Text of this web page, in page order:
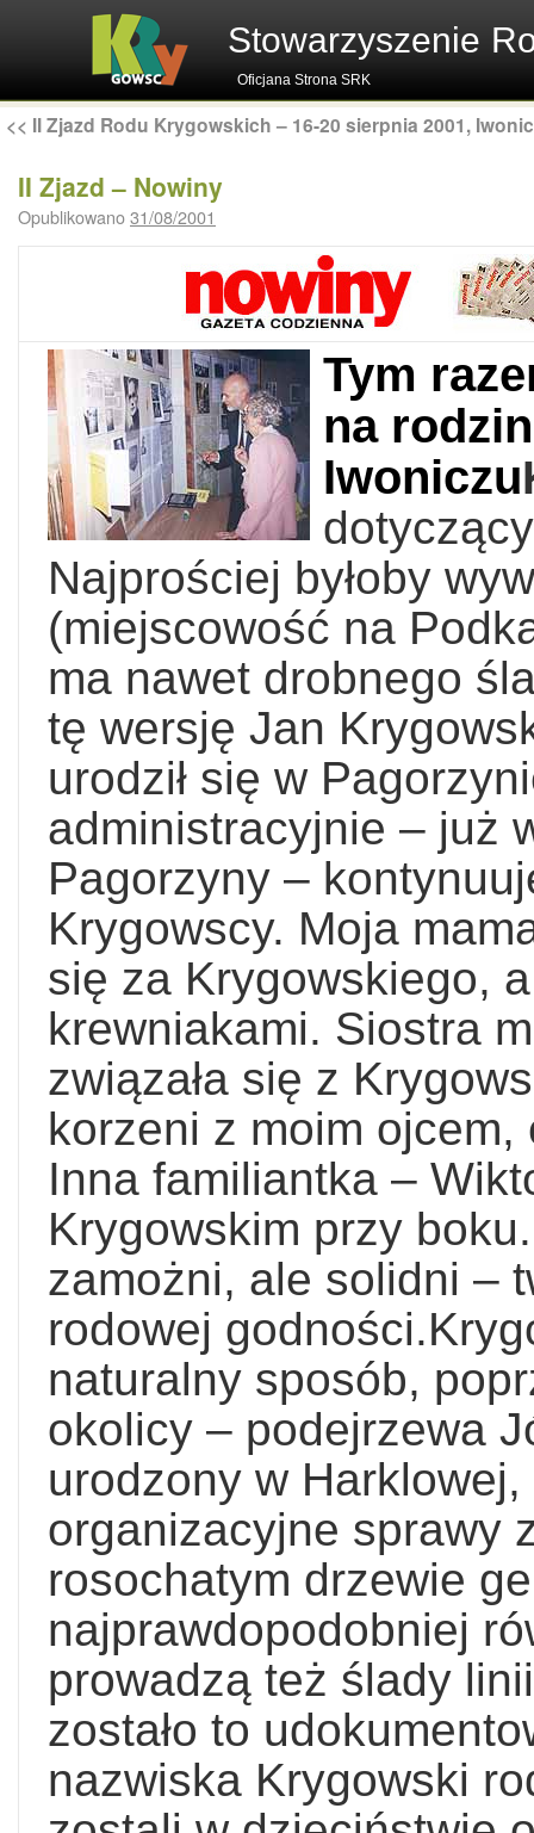
Stowarzyszenie
Oficjana Strona SRK
<< II Zjazd Rodu Krygowskich – 16-20 sierpnia 2001,
II Zjazd – Nowiny
Opublikowano31/08/2001
Tym
na
Iwoniczu
Najprościej byłoby
(miejscowość na
ma nawet drobnego
tę wersję Jan
urodził się w
administracyjnie – już
Pagorzyny –
Krygowscy. Moja
się za Krygowskiego,
krewniakami. Siostra
związała się z
korzeni z moim ojcem,
Inna familiantka –
Krygowskim przy
zamożni, ale solidni –
rodowej
naturalny sposób,
okolicy – podejrzewa
urodzony w
organizacyjne sprawy
rosochatym drzewie
najprawdopodobniej
prowadzą też ślady
zostało to
nazwiska Krygowski